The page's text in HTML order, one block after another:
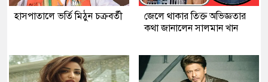
হাসপাতালে ভর্তি মিঠুন চক্রবর্তী
জেলে থাকার তিক্ত অভিজ্ঞতার
কথা জানালেন সালমান খান